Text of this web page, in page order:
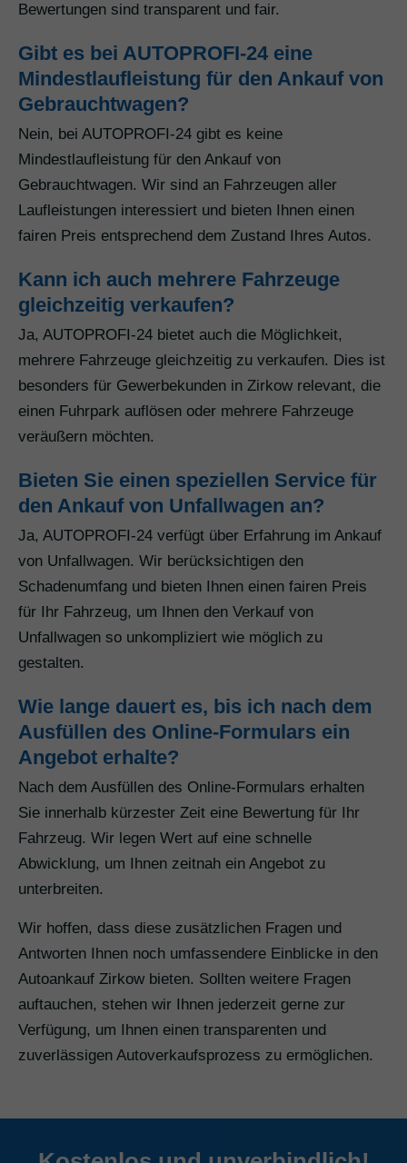
Bewertungen sind transparent und fair.
Gibt es bei AUTOPROFI-24 eine
Mindestlaufleistung für den Ankauf von
Gebrauchtwagen?
Nein, bei AUTOPROFI-24 gibt es keine
Mindestlaufleistung für den Ankauf von
Gebrauchtwagen. Wir sind an Fahrzeugen aller
Laufleistungen interessiert und bieten Ihnen einen
fairen Preis entsprechend dem Zustand Ihres Autos.
Kann ich auch mehrere Fahrzeuge
gleichzeitig verkaufen?
Ja, AUTOPROFI-24 bietet auch die Möglichkeit,
mehrere Fahrzeuge gleichzeitig zu verkaufen. Dies ist
besonders für Gewerbekunden in Zirkow relevant, die
einen Fuhrpark auflösen oder mehrere Fahrzeuge
veräußern möchten.
Bieten Sie einen speziellen Service für
den Ankauf von Unfallwagen an?
Ja, AUTOPROFI-24 verfügt über Erfahrung im Ankauf
von Unfallwagen. Wir berücksichtigen den
Schadenumfang und bieten Ihnen einen fairen Preis
für Ihr Fahrzeug, um Ihnen den Verkauf von
Unfallwagen so unkompliziert wie möglich zu
gestalten.
Wie lange dauert es, bis ich nach dem
Ausfüllen des Online-Formulars ein
Angebot erhalte?
Nach dem Ausfüllen des Online-Formulars erhalten
Sie innerhalb kürzester Zeit eine Bewertung für Ihr
Fahrzeug. Wir legen Wert auf eine schnelle
Abwicklung, um Ihnen zeitnah ein Angebot zu
unterbreiten.
Wir hoffen, dass diese zusätzlichen Fragen und
Antworten Ihnen noch umfassendere Einblicke in den
Autoankauf Zirkow bieten. Sollten weitere Fragen
auftauchen, stehen wir Ihnen jederzeit gerne zur
Verfügung, um Ihnen einen transparenten und
zuverlässigen Autoverkaufsprozess zu ermöglichen.